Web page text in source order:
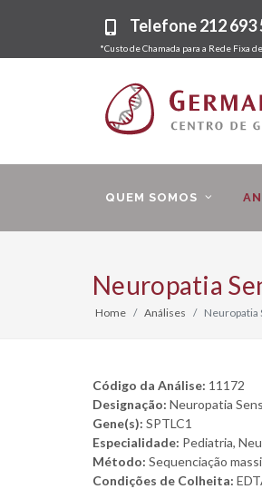
Telefone212 693
*Custo de Chamada para a Rede Fixa
QUEM SOMOS
Neuropatia
Home Análises Neuropatia
Código da Análise: 11172
Designação: Neuropatia
Gene(s): SPTLC1
Especialidade: Pediatria,
Método: Sequenciação
Condições de Colheita: